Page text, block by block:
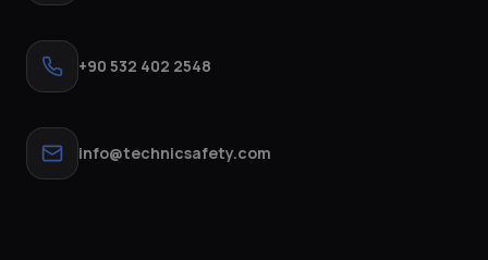
+90 532 402 2548
info@technicsafety.com